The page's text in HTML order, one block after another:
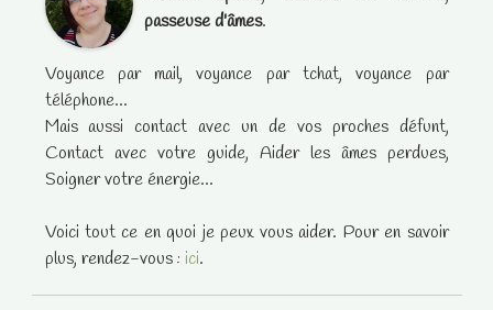
passeuse d'âmes.
Voyance par mail, voyance par tchat, voyance par
téléphone...
Mais aussi contact avec un de vos proches défunt,
Contact avec votre guide, Aider les âmes perdues,
Soigner votre énergie...
Voici tout ce en quoi je peux vous aider. Pour en savoir
plus, rendez-vous : ici.